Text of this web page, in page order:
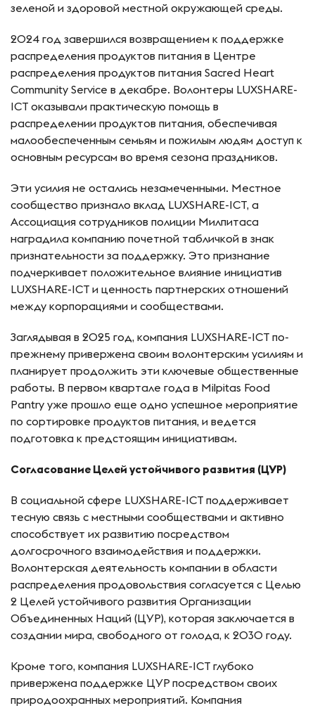
зеленой и здоровой местной окружающей среды.
2024 год завершился возвращением к поддержке
распределения продуктов питания в Центре
распределения продуктов питания Sacred Heart
Community Service в декабре. Волонтеры LUXSHARE-
ICT оказывали практическую помощь в
распределении продуктов питания, обеспечивая
малообеспеченным семьям и пожилым людям доступ к
основным ресурсам во время сезона праздников.
Эти усилия не остались незамеченными. Местное
сообщество признало вклад LUXSHARE-ICT, а
Ассоциация сотрудников полиции Милпитаса
наградила компанию почетной табличкой в знак
признательности за поддержку. Это признание
подчеркивает положительное влияние инициатив
LUXSHARE-ICT и ценность партнерских отношений
между корпорациями и сообществами.
Заглядывая в 2025 год, компания LUXSHARE-ICT по-
прежнему привержена своим волонтерским усилиям и
планирует продолжить эти ключевые общественные
работы. В первом квартале года в Milpitas Food
Pantry уже прошло еще одно успешное мероприятие
по сортировке продуктов питания, и ведется
подготовка к предстоящим инициативам.
Согласование Целей устойчивого развития (ЦУР)
В социальной сфере LUXSHARE-ICT поддерживает
тесную связь с местными сообществами и активно
способствует их развитию посредством
долгосрочного взаимодействия и поддержки.
Волонтерская деятельность компании в области
распределения продовольствия согласуется с Целью
2 Целей устойчивого развития Организации
Объединенных Наций (ЦУР), которая заключается в
создании мира, свободного от голода, к 2030 году.
Кроме того, компания LUXSHARE-ICT глубоко
привержена поддержке ЦУР посредством своих
природоохранных мероприятий. Компания